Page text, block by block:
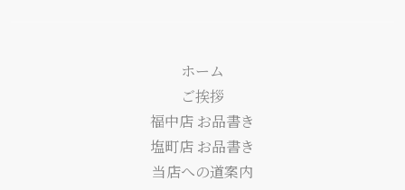
ホーム
ご挨拶
福中店 お品書き
塩町店 お品書き
当店への道案内